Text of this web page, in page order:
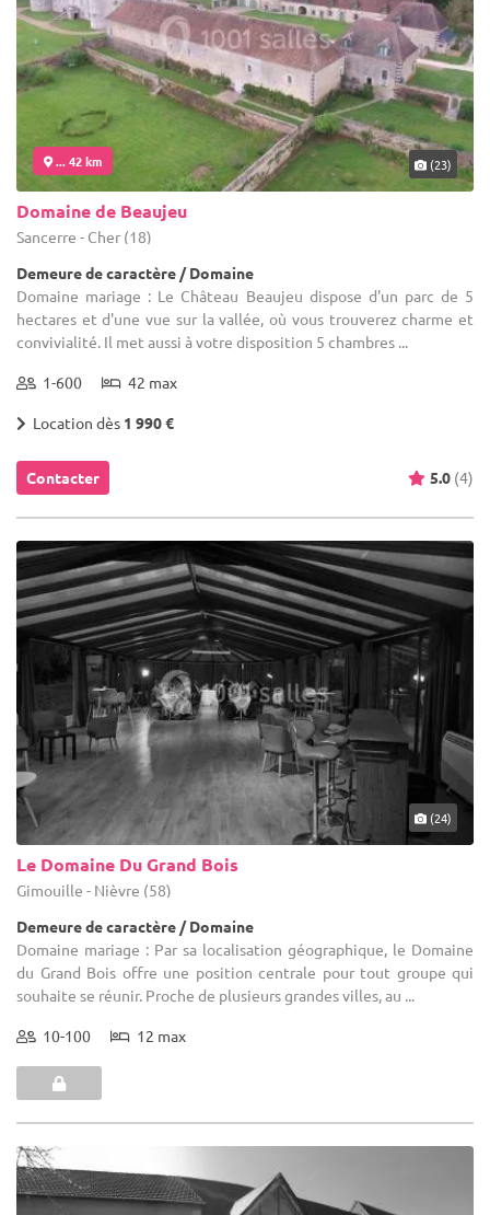
... 42 km (23)
Domaine de Beaujeu
Sancerre - Cher (18)
Demeure de caractère / Domaine
Domaine mariage : Le Château Beaujeu dispose d'un parc de 5
hectares et d'une vue sur la vallée, où vous trouverez charme et
convivialité. Il met aussi à votre disposition 5 chambres ...
1-600 42 max
Location dès 1 990 €
Contacter 5.0 (4)
(24)
Le Domaine Du Grand Bois
Gimouille - Nièvre (58)
Demeure de caractère / Domaine
Domaine mariage : Par sa localisation géographique, le Domaine
du Grand Bois offre une position centrale pour tout groupe qui
souhaite se réunir. Proche de plusieurs grandes villes, au ...
10-100 12 max